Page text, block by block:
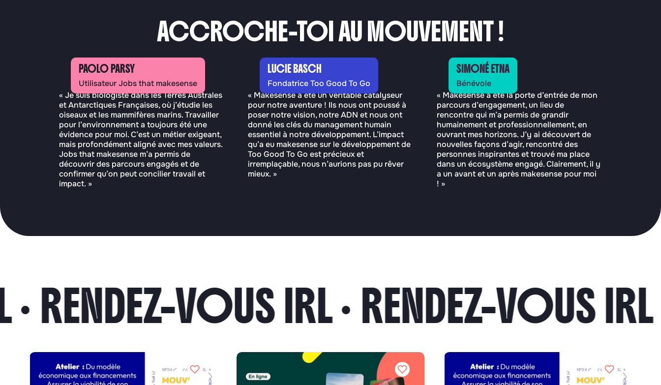
ACCROCHE-TOI AU MOUVEMENT !
PAOLO PARSY
Utilisateur Jobs that makesense
« Je suis biologiste dans les Terres Australes
et Antarctiques Françaises, où j’étudie les
oiseaux et les mammifères marins. Travailler
pour l’environnement a toujours été une
évidence pour moi. C’est un métier exigeant,
mais profondément aligné avec mes valeurs.
Jobs that makesense m’a permis de
découvrir des parcours engagés et de
confirmer qu’on peut concilier travail et
impact. »
LUCIE BASCH
Fondatrice Too Good To Go
« Makesense a été un véritable catalyseur
pour notre aventure ! Ils nous ont poussé à
poser notre vision, notre ADN et nous ont
donné les clés du management humain
essentiel à notre développement. L’impact
qu’a eu makesense sur le développement de
Too Good To Go est précieux et
irremplaçable, nous n’aurions pas pu rêver
mieux. »
SIMONÉ ETNA
Bénévole
« Makesense a été la porte d’entrée de mon
parcours d’engagement, un lieu de
rencontre qui m’a permis de grandir
humainement et professionnellement, en
ouvrant mes horizons. J’y ai découvert de
nouvelles façons d’agir, rencontré des
personnes inspirantes et trouvé ma place
dans un écosystème engagé. Clairement, il y
a un avant et un après makesense pour moi
! »
VOUS IRL ·RENDEZ-VOUS IRL ·